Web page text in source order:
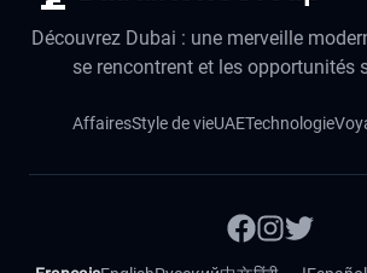
Découvrez Dubai : une merveille
se rencontrent et les opportunités
AffairesStyle de vieUAETechnologie